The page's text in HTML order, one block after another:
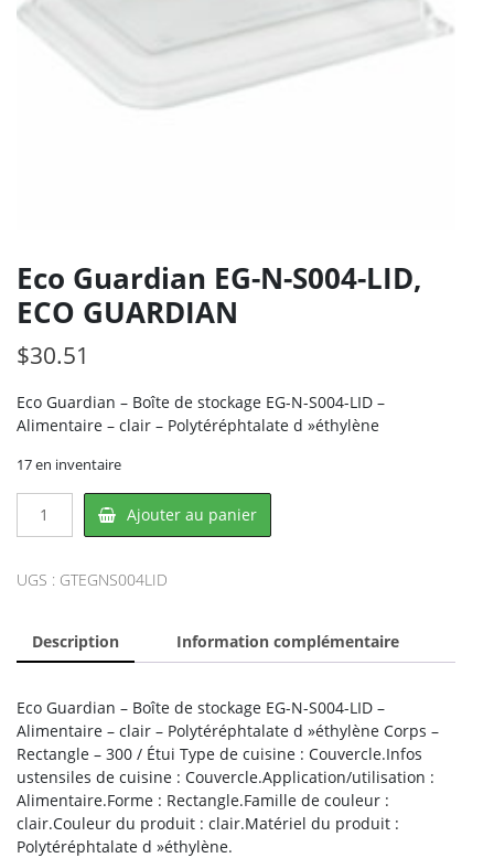
Eco Guardian EG-N-S004-LID,
ECO GUARDIAN
$30.51
Eco Guardian – Boîte de stockage EG-N-S004-LID –
Alimentaire – clair – Polytéréphtalate d »éthylène
17 en inventaire
Guardian
S004-
LID,
GUARDIAN
Ajouter au panier
UGS : GTEGNS004LID
Description Information complémentaire
Eco Guardian – Boîte de stockage EG-N-S004-LID –
Alimentaire – clair – Polytéréphtalate d »éthylène Corps –
Rectangle – 300 / Étui Type de cuisine : Couvercle.Infos
ustensiles de cuisine : Couvercle.Application/utilisation :
Alimentaire.Forme : Rectangle.Famille de couleur :
clair.Couleur du produit : clair.Matériel du produit :
Polytéréphtalate d »éthylène.